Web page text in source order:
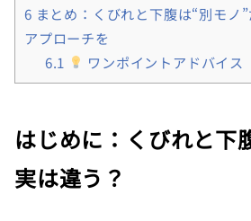
6 まとめ：くびれと下腹は“別モノ
アプローチを
6.1
ワンポイントアドバイス
はじめに：くびれと下
実は違う？